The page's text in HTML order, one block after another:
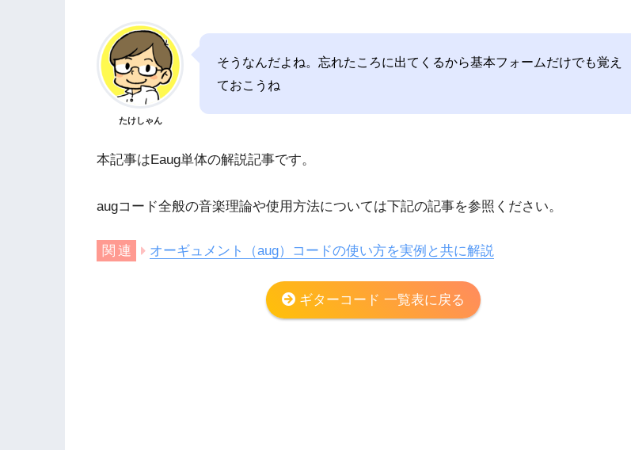
たけしゃん
そうなんだよね。忘れたころに出てくるから基本フォームだけでも覚え
ておこうね
本記事はEaug単体の解説記事です。
augコード全般の音楽理論や使用方法については下記の記事を参照ください。
オーギュメント（aug）コードの使い方を実例と共に解説
ギターコード 一覧表に戻る